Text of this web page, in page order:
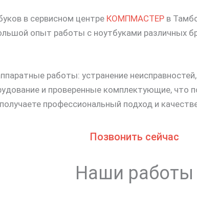
в сервисном центре КОМПМАСТЕР в
опыт работы с ноутбуками различных
работы: устранение
и проверенные комплектующие, что
профессиональный подход и
Позвонить сейчас
Наши работы